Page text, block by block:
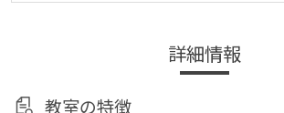
詳細情報
教室の特徴